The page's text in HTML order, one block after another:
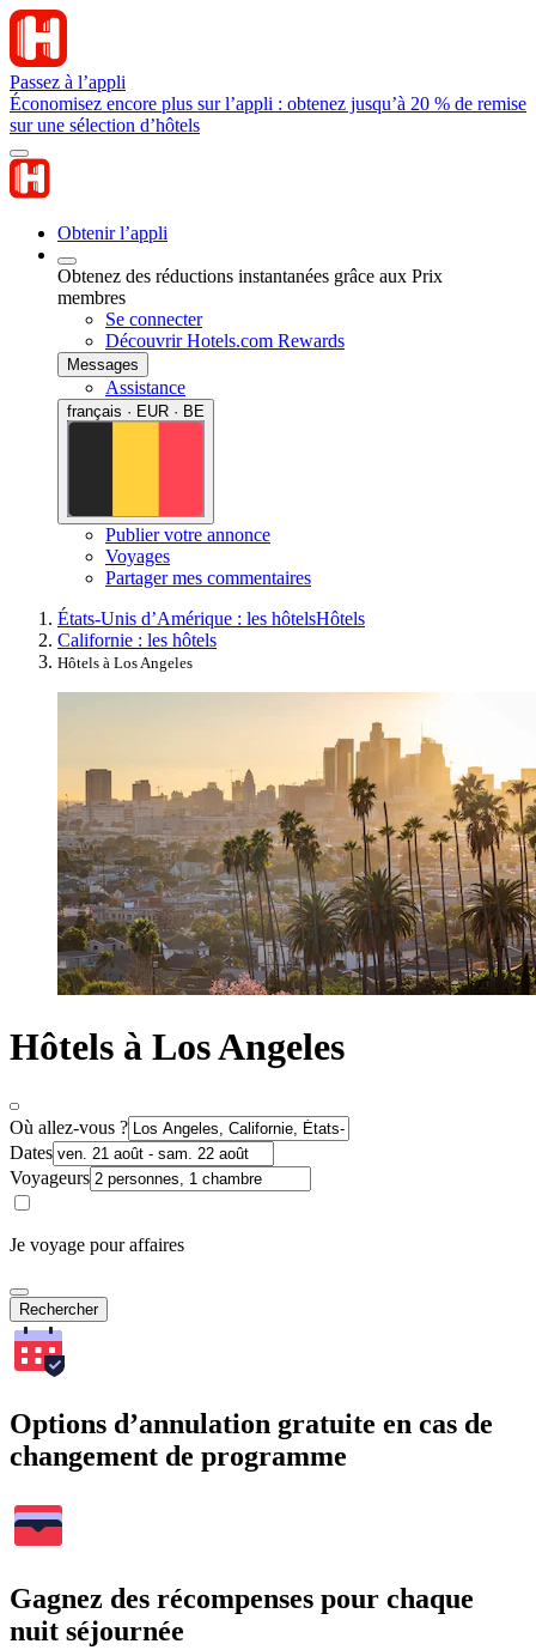
Passez à l’appli
Économisez encore plus sur l’appli : obtenez jusqu’à 20 % de remise
sur une sélection d’hôtels
Obtenir l’appli
Obtenez des réductions instantanées grâce aux Prix
membres
Se connecter
Découvrir Hotels.com Rewards
Messages
Assistance
français · EUR · BE
Publier votre annonce
Voyages
Partager mes commentaires
États-Unis d’Amérique : les hôtelsHôtels
Californie : les hôtels
Hôtels à Los Angeles
Hôtels à Los Angeles
Où allez-vous ?
Dates
Voyageurs
Je voyage pour affaires
Rechercher
Options d’annulation gratuite en cas de
changement de programme
Gagnez des récompenses pour chaque
nuit séjournée